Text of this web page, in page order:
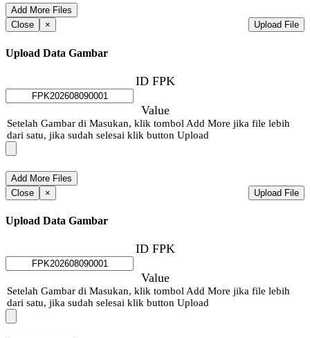
Upload File
Close ×
Upload Data Gambar
ID FPK
Value
Setelah Gambar di Masukan, klik tombol Add More jika file lebih
dari satu, jika sudah selesai klik button Upload
Upload File
Close ×
Upload Data Gambar
ID FPK
Value
Setelah Gambar di Masukan, klik tombol Add More jika file lebih
dari satu, jika sudah selesai klik button Upload